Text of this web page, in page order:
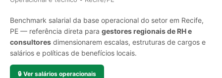
Benchmark salarial da base operacional do setor em Recife,
PE — referência direta para gestores regionais de RH e
consultores dimensionarem escalas, estruturas de cargos e
salários e políticas de benefícios locais.
🔒 Ver salários operacionais